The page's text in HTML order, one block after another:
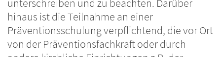
unterschreiben und zu beachten. Darüber
hinaus ist die Teilnahme an einer
Präventionsschulung verpflichtend, die vor Ort
von der Präventionsfachkraft oder durch